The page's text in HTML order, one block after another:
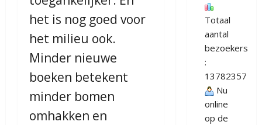
het is nog goed voor
het milieu ook.
Minder nieuwe
boeken betekent
minder bomen
omhakken en
Totaal
aantal
bezoekers
:
13782357
Nu
online
op de